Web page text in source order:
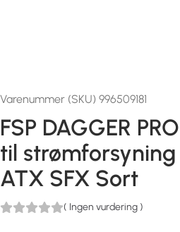
Varenummer (SKU) 996509181
FSP DAGGER
til
ATX SFX Sort
( Ingen vurdering )